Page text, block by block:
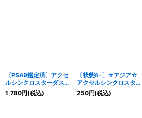
〔PSA9鑑定済〕アクセ
ルシンクロスターダスト
ドラゴン【プリズマティ
ックシークレット】
1,780円(税込)
〔状態A-〕☆アジア☆
アクセルシンクロスター
ダストドラゴン【シーク
レット】{アジアHC01-
250円(税込)